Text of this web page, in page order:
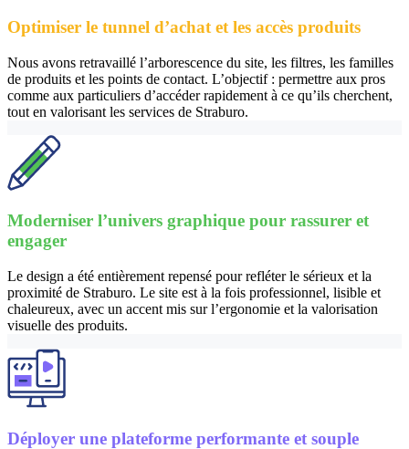
Optimiser le tunnel d’achat et les accès produits
Nous avons retravaillé l’arborescence du site, les filtres, les familles
de produits et les points de contact. L’objectif : permettre aux pros
comme aux particuliers d’accéder rapidement à ce qu’ils cherchent,
tout en valorisant les services de Straburo.
Moderniser l’univers graphique pour rassurer et
engager
Le design a été entièrement repensé pour refléter le sérieux et la
proximité de Straburo. Le site est à la fois professionnel, lisible et
chaleureux, avec un accent mis sur l’ergonomie et la valorisation
visuelle des produits.
Déployer une plateforme performante et souple